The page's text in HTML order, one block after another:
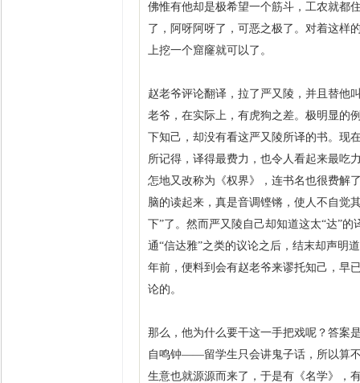
佛惟有他却是极希望一个筋斗，工农就都
了，阿呀阿呀了，可恶之极了。对着这样
上挖一个窟窿就可以了。
赵老爷评论翻译，拉了严又陵，并且替他
老爷，在实际上，有虎狗之差。极明显的
下知己，却没有看这严又陵所译的书。现
所记得，译得最费力，也令人看起来最吃
怎地又改称为《权界》，连书名也很费解
脑的读起来，真是音调铿锵，使人不自觉
下”了。然而严又陵自己却知道这太“达”
通“信达雅”之类的议论之后，结末却声明
年前，便料到会有赵老爷来谬托知己，早
论的。
那么，他为什么要干这一手把戏呢？答
自鸣钟——留学生只会讲鬼子话，所以算
生意也就源源而来了，于是有《名学》，